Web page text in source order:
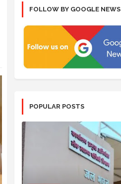
FOLLOW BY GOOGLE NEWS
POPULAR POSTS